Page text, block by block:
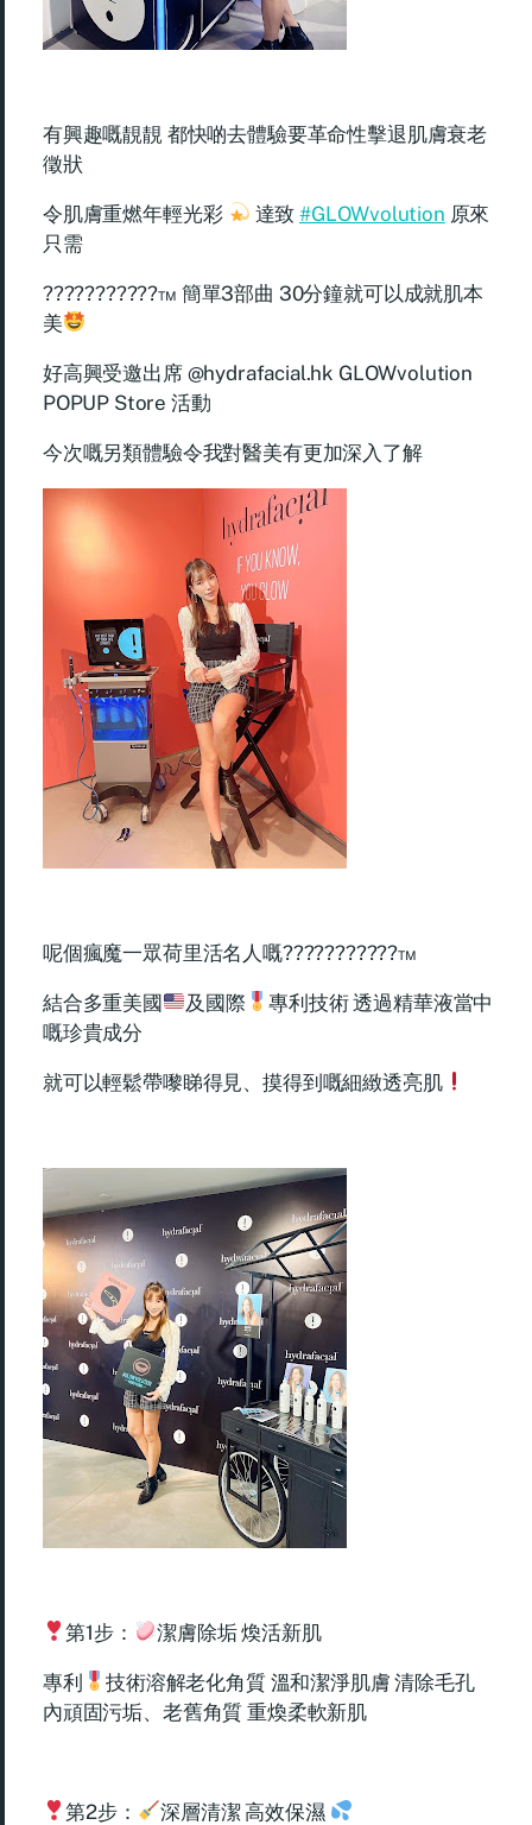
有興趣嘅靚靚 都快啲去體驗要革命性擊退肌膚衰老
徵狀
令肌膚重燃年輕光彩 達致#GLOWvolution 原來
只需
???????????™ 簡單3部曲 30分鐘就可以成就肌本
美
好高興受邀出席 @hydrafacial.hk GLOWvolution
POPUP Store 活動
今次嘅另類體驗令我對醫美有更加深入了解
呢個瘋魔一眾荷里活名人嘅???????????™
結合多重美國 及國際
專利技術 透過精華液當中
嘅珍貴成分
就可以輕鬆帶嚟睇得見、摸得到嘅細緻透亮肌
第1步： 潔膚除垢 煥活新肌
專利
技術溶解老化角質 溫和潔淨肌膚 清除毛孔
內頑固污垢、老舊角質 重煥柔軟新肌
第2步： 深層清潔 高效保濕